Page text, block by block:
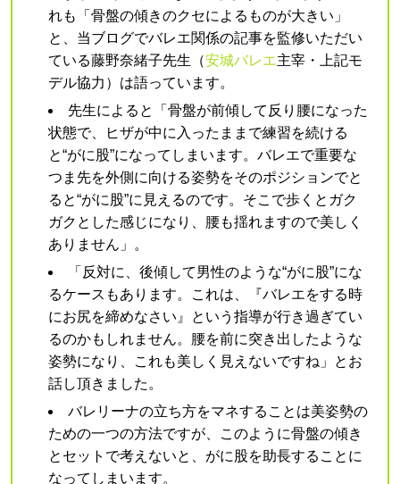
れも「骨盤の傾きのクセによるものが大きい」
と、当ブログでバレエ関係の記事を監修いただい
ている藤野奈緒子先生（安城バレエ主宰・上記モ
デル協力）は語っています。
先生によると「骨盤が前傾して反り腰になった
状態で、ヒザが中に入ったままで練習を続ける
と“がに股”になってしまいます。バレエで重要な
つま先を外側に向ける姿勢をそのポジションでと
ると“がに股”に見えるのです。そこで歩くとガク
ガクとした感じになり、腰も揺れますので美しく
ありません」。
「反対に、後傾して男性のような“がに股”にな
るケースもあります。これは、『バレエをする時
にお尻を締めなさい』という指導が行き過ぎてい
るのかもしれません。腰を前に突き出したような
姿勢になり、これも美しく見えないですね」とお
話し頂きました。
バレリーナの立ち方をマネすることは美姿勢の
ための一つの方法ですが、このように骨盤の傾き
とセットで考えないと、がに股を助長することに
なってしまいます。